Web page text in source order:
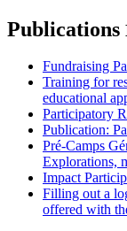
Publications
Fundraising
Training for
educational
Participatory
Publication:
Pré-Camps
Explorations,
Impact
Filling out a
offered with